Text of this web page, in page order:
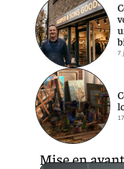
7
Mise en avant